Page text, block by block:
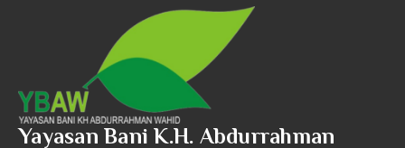
Anti-Kekerasan
António de Oliveira Salazar
Antonio Gramsci
Antony Van Leeuwenhoek
Yayasan Bani K.H. Abdurrahman